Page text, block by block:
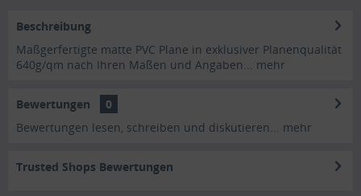
Beschreibung
Maßgerfertigte matte PVC Plane in exklusiver Planenqualität
640g/qm nach Ihren Maßen und Angaben...
mehr
Bewertungen
0
Bewertungen lesen, schreiben und diskutieren...
mehr
Trusted Shops Bewertungen